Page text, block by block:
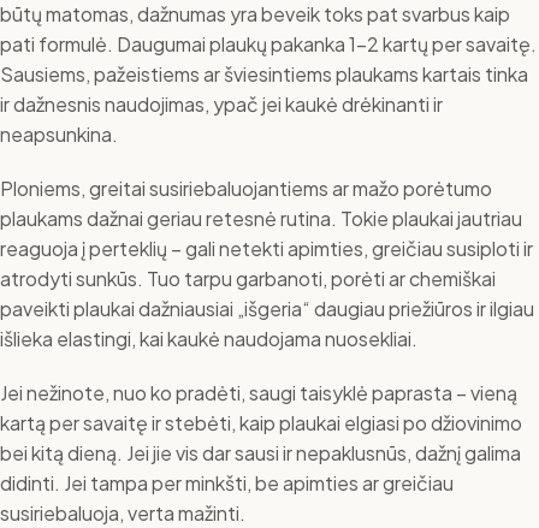
būtų matomas, dažnumas yra beveik toks pat svarbus kaip
pati formulė. Daugumai plaukų pakanka 1-2 kartų per savaitę.
Sausiems, pažeistiems ar šviesintiems plaukams kartais tinka
ir dažnesnis naudojimas, ypač jei kaukė drėkinanti ir
neapsunkina.
Ploniems, greitai susiriebaluojantiems ar mažo porėtumo
plaukams dažnai geriau retesnė rutina. Tokie plaukai jautriau
reaguoja į perteklių – gali netekti apimties, greičiau susiploti ir
atrodyti sunkūs. Tuo tarpu garbanoti, porėti ar chemiškai
paveikti plaukai dažniausiai „išgeria“ daugiau priežiūros ir ilgiau
išlieka elastingi, kai kaukė naudojama nuosekliai.
Jei nežinote, nuo ko pradėti, saugi taisyklė paprasta – vieną
kartą per savaitę ir stebėti, kaip plaukai elgiasi po džiovinimo
bei kitą dieną. Jei jie vis dar sausi ir nepaklusnūs, dažnį galima
didinti. Jei tampa per minkšti, be apimties ar greičiau
susiriebaluoja, verta mažinti.